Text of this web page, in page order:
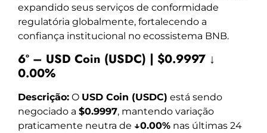
expandido seus serviços de conformidade
regulatória globalmente, fortalecendo a
confiança institucional no ecossistema BNB.
6º – USD Coin (USDC) | $0.9997 ↓
0.00%
Descrição: O USD Coin (USDC) está sendo
negociado a $0.9997, mantendo variação
praticamente neutra de ↓0.00% nas últimas 24